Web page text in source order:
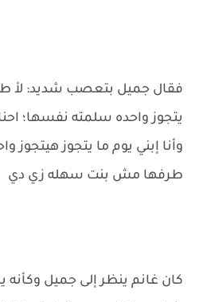
فقال جميل بتعصب شديد: لأ
يتجوز واحده سلمته نفسها؛
وأنا إبني يوم ما يتجوز
طرفها مش بنت سهله زي دي
كان غانم ينظر إلى جميل وكأنه